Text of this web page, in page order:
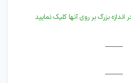
بزرگ بر روی آنها کلیک نمایید
_____
_____